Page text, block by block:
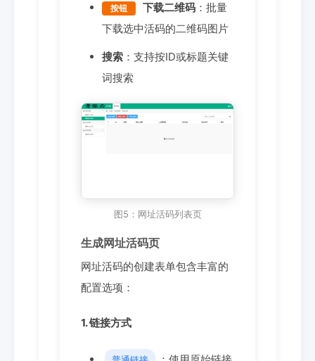
按钮 下载二维码 ：批量
下载选中活码的二维码图片
搜索 ：支持按ID或标题关键
词搜索
图5：网址活码列表页
生成网址活码页
网址活码的创建表单包含丰富的
配置选项：
1. 链接方式